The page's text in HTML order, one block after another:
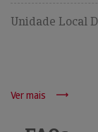
Unidade Local
Ver mais